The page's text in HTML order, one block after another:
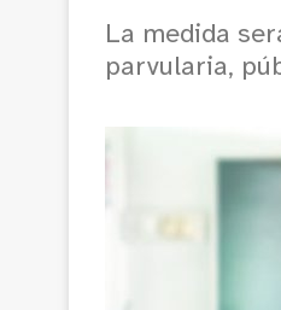
La medida
parvularia,